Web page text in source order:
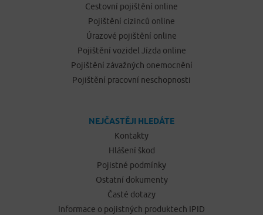
Cestovní pojištění online
Pojištění cizinců online
Úrazové pojištění online
Pojištění vozidel Jízda online
Pojištění závažných onemocnění
Pojištění pracovní neschopnosti
NEJČASTĚJI HLEDÁTE
Kontakty
Hlášení škod
Pojistné podmínky
Ostatní dokumenty
Časté dotazy
Informace o pojistných produktech IPID